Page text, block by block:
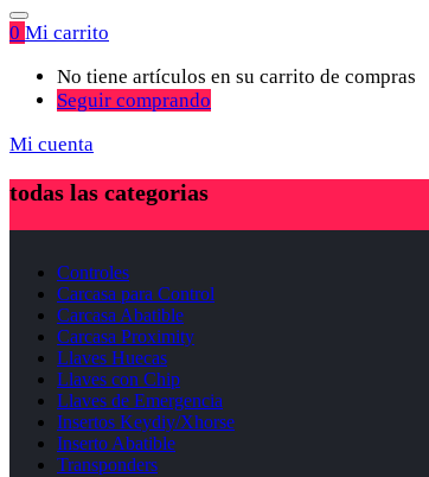
0 Mi carrito
No tiene artículos en su carrito de compras
Seguir comprando
Mi cuenta
todas las categorias
Controles
Carcasa para Control
Carcasa Abatible
Carcasa Proximity
Llaves Huecas
Llaves con Chip
Llaves de Emergencia
Insertos Keydiy/Xhorse
Inserto Abatible
Transponders